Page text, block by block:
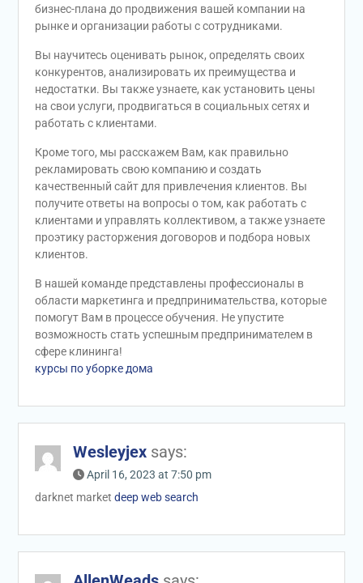
бизнес-плана до продвижения вашей компании на
рынке и организации работы с сотрудниками.
Вы научитесь оценивать рынок, определять своих
конкурентов, анализировать их преимущества и
недостатки. Вы также узнаете, как установить цены
на свои услуги, продвигаться в социальных сетях и
работать с клиентами.
Кроме того, мы расскажем Вам, как правильно
рекламировать свою компанию и создать
качественный сайт для привлечения клиентов. Вы
получите ответы на вопросы о том, как работать с
клиентами и управлять коллективом, а также узнаете
проэтику расторжения договоров и подбора новых
клиентов.
В нашей команде представлены профессионалы в
области маркетинга и предпринимательства, которые
помогут Вам в процессе обучения. Не упустите
возможность стать успешным предпринимателем в
сфере клининга!
курсы по уборке дома
Wesleyjex says:
April 16, 2023 at 7:50 pm
darknet market deep web search